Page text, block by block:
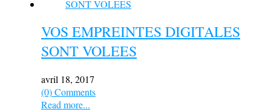
VOS EMPREINTES DIGITALES
SONT VOLEES
avril 18, 2017
(0) Comments
Read more...